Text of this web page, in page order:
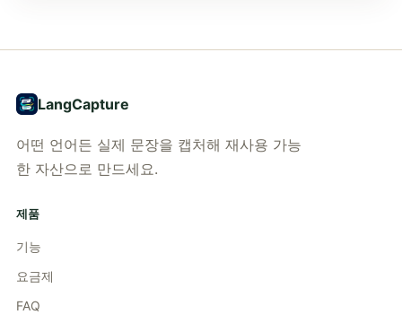
LangCapture
어떤 언어든 실제 문장을 캡처해 재사용 가능
한 자산으로 만드세요.
제품
기능
요금제
FAQ